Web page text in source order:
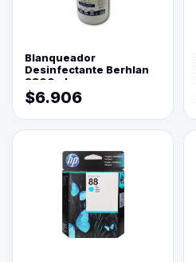
Blanqueador
Desinfectante Berhlan
3800ml
$6.906